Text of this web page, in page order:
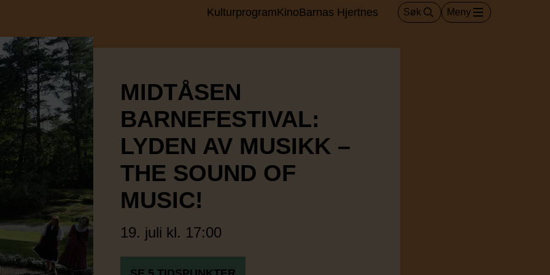
KulturprogramKinoBarnas Hjertnes Søk
Meny
MIDTÅSEN
BARNEFESTIVAL:
LYDEN AV MUSIKK –
THE SOUND OF
MUSIC!
19. juli kl. 17:00